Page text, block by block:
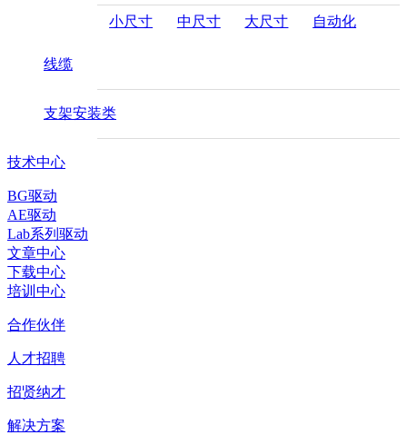
小尺寸 中尺寸 大尺寸 自动化
线缆
支架安装类
技术中心
BG驱动
AE驱动
Lab系列驱动
文章中心
下载中心
培训中心
合作伙伴
人才招聘
招贤纳才
解决方案